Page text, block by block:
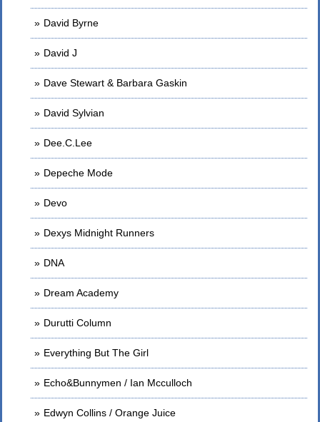
David Byrne
David J
Dave Stewart & Barbara Gaskin
David Sylvian
Dee.C.Lee
Depeche Mode
Devo
Dexys Midnight Runners
DNA
Dream Academy
Durutti Column
Everything But The Girl
Echo&Bunnymen / Ian Mcculloch
Edwyn Collins / Orange Juice